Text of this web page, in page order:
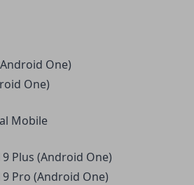
One)
One)
Mobile
Plus (Android One)
Pro (Android One)